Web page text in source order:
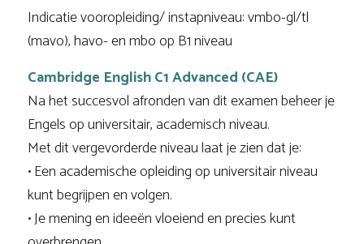
Indicatie vooropleiding/ instapniveau: vmbo-gl/tl
(mavo), havo- en mbo op B1 niveau
Cambridge English C1 Advanced (CAE)
Na het succesvol afronden van dit examen beheer je
Engels op universitair, academisch niveau.
Met dit vergevorderde niveau laat je zien dat je:
• Een academische opleiding op universitair niveau
kunt begrijpen en volgen.
• Je mening en ideeën vloeiend en precies kunt